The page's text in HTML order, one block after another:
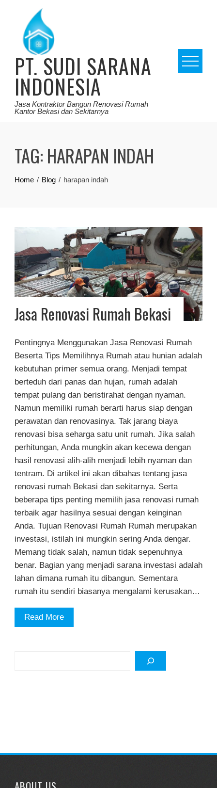
content
PT. SUDI SARANA
INDONESIA
Jasa Kontraktor Bangun Renovasi Rumah
Kantor Bekasi dan Sekitarnya
TAG: HARAPAN INDAH
Home Blog harapan indah
Jasa Renovasi Rumah Bekasi
Pentingnya Menggunakan Jasa Renovasi Rumah
Beserta Tips Memilihnya Rumah atau hunian adalah
kebutuhan primer semua orang. Menjadi tempat
berteduh dari panas dan hujan, rumah adalah
tempat pulang dan beristirahat dengan nyaman.
Namun memiliki rumah berarti harus siap dengan
perawatan dan renovasinya. Tak jarang biaya
renovasi bisa seharga satu unit rumah. Jika salah
perhitungan, Anda mungkin akan kecewa dengan
hasil renovasi alih-alih menjadi lebih nyaman dan
tentram. Di artikel ini akan dibahas tentang jasa
renovasi rumah Bekasi dan sekitarnya. Serta
beberapa tips penting memilih jasa renovasi rumah
terbaik agar hasilnya sesuai dengan keinginan
Anda. Tujuan Renovasi Rumah Rumah merupakan
investasi, istilah ini mungkin sering Anda dengar.
Memang tidak salah, namun tidak sepenuhnya
benar. Bagian yang menjadi sarana investasi adalah
lahan dimana rumah itu dibangun. Sementara
rumah itu sendiri biasanya mengalami kerusakan…
Read More